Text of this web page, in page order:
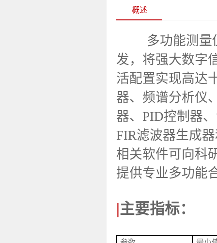
概述
多功能测量
发，将强大数字
活配置实现高达
器、频谱分析仪
器、PID控制器
FIR滤波器生成
相关软件可向科
提供专业多功能
主要指标：